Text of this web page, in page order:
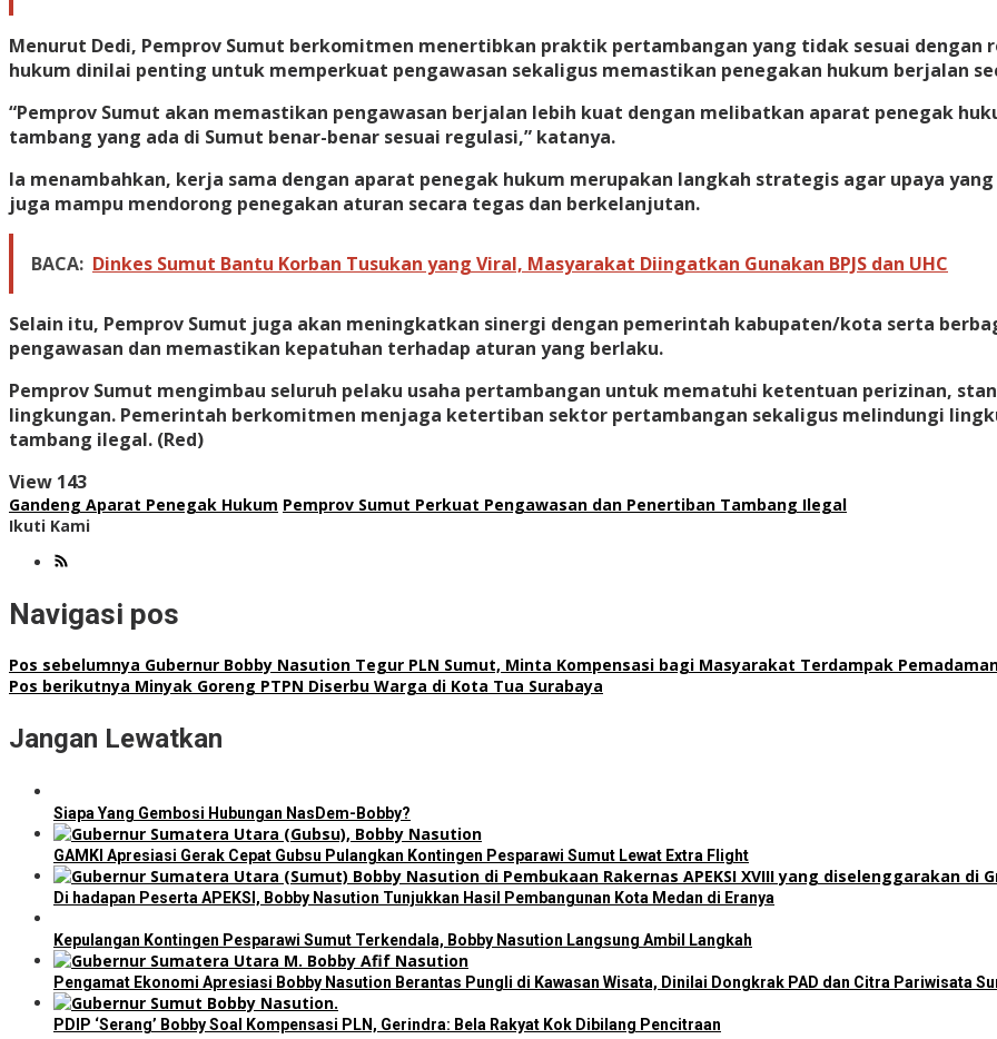
Menurut Dedi, Pemprov Sumut berkomitmen menertibkan praktik pertambangan yang tidak sesuai
hukum dinilai penting untuk memperkuat pengawasan sekaligus memastikan penegakan hukum berjalan
“Pemprov Sumut akan memastikan pengawasan berjalan lebih kuat dengan melibatkan aparat penegak
tambang yang ada di Sumut benar-benar sesuai regulasi,” katanya.
Ia menambahkan, kerja sama dengan aparat penegak hukum merupakan langkah strategis agar upaya
juga mampu mendorong penegakan aturan secara tegas dan berkelanjutan.
BACA: Dinkes Sumut Bantu Korban Tusukan yang Viral, Masyarakat Diingatkan Gunakan BPJS dan UHC
Selain itu, Pemprov Sumut juga akan meningkatkan sinergi dengan pemerintah kabupaten/kota serta
pengawasan dan memastikan kepatuhan terhadap aturan yang berlaku.
Pemprov Sumut mengimbau seluruh pelaku usaha pertambangan untuk mematuhi ketentuan perizinan,
lingkungan. Pemerintah berkomitmen menjaga ketertiban sektor pertambangan sekaligus melindungi
tambang ilegal. (Red)
View 143
Gandeng Aparat Penegak Hukum Pemprov Sumut Perkuat Pengawasan dan Penertiban Tambang Ilegal
Ikuti Kami
Navigasi pos
Pos sebelumnya Gubernur Bobby Nasution Tegur PLN Sumut, Minta Kompensasi bagi Masyarakat Terdampak
Pos berikutnya Minyak Goreng PTPN Diserbu Warga di Kota Tua Surabaya
Jangan Lewatkan
Siapa Yang Gembosi Hubungan NasDem-Bobby?
GAMKI Apresiasi Gerak Cepat Gubsu Pulangkan Kontingen Pesparawi Sumut Lewat Extra Flight
Di hadapan Peserta APEKSI, Bobby Nasution Tunjukkan Hasil Pembangunan Kota Medan di Eranya
Kepulangan Kontingen Pesparawi Sumut Terkendala, Bobby Nasution Langsung Ambil Langkah
Pengamat Ekonomi Apresiasi Bobby Nasution Berantas Pungli di Kawasan Wisata, Dinilai Dongkrak PAD dan Citra Pariwisata
PDIP ‘Serang’ Bobby Soal Kompensasi PLN, Gerindra: Bela Rakyat Kok Dibilang Pencitraan